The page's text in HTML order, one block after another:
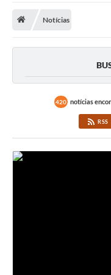
Transparência
Notícias
420 notícias
RSS